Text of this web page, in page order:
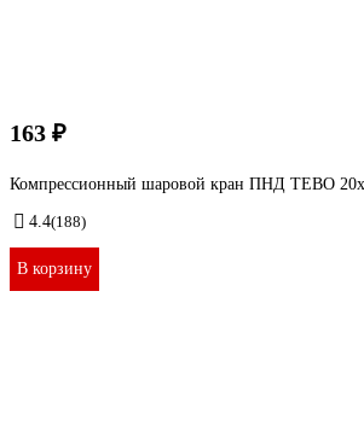
163 ₽
Компрессионный шаровой кран ПНД TEBO
4.4(188)
В корзину